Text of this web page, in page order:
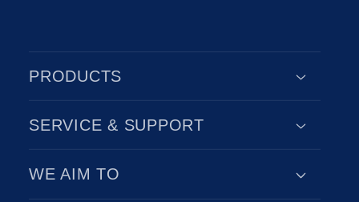
PRODUCTS
SERVICE & SUPPORT
WE AIM TO